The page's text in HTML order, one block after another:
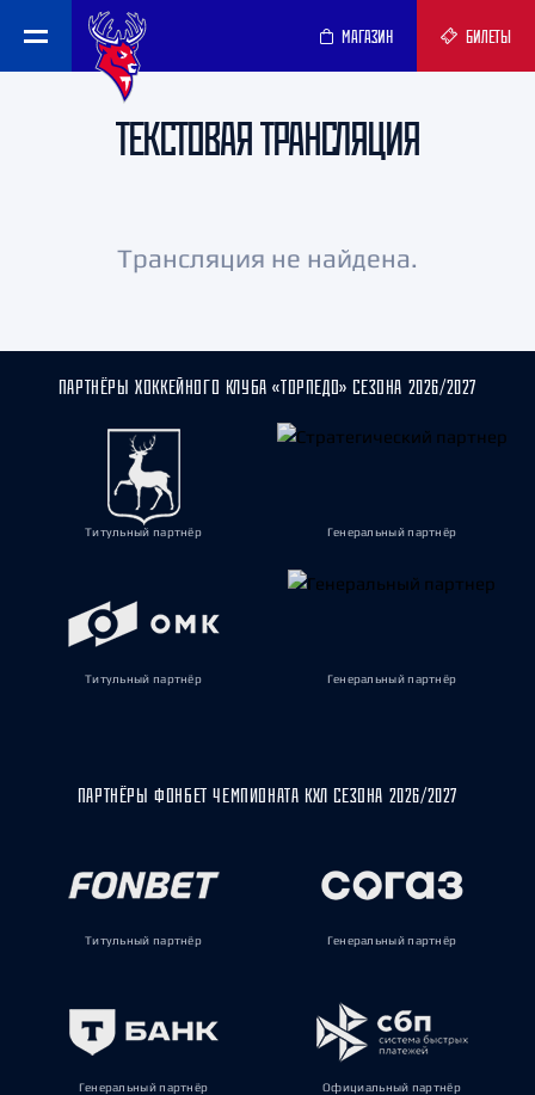
МАГАЗИН БИЛЕТЫ
ТЕКСТОВАЯ ТРАНСЛЯЦИЯ
Трансляция не найдена.
ПАРТНЁРЫ ХОККЕЙНОГО КЛУБА «ТОРПЕДО» СЕЗОНА 2026/2027
Титульный партнёр Генеральный партнёр
Титульный партнёр Генеральный партнёр
ПАРТНЁРЫ ФОНБЕТ ЧЕМПИОНАТА КХЛ СЕЗОНА 2026/2027
Титульный партнёр Генеральный партнёр
Генеральный партнёр Официальный партнёр